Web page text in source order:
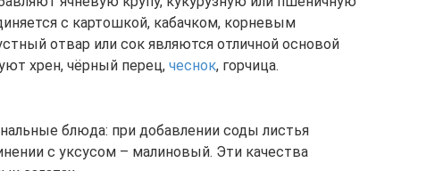
с картошкой, кабачком, корневым
отвар или сок являются отличной основой
хрен, чёрный перец, чеснок, горчица.
блюда: при добавлении соды листья
с уксусом – малиновый. Эти качества